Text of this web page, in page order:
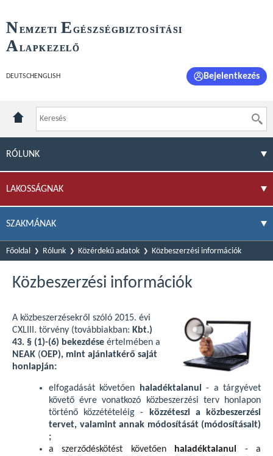
NEMZETI E GÉSZSÉGBIZTOSÍTÁSI
ALAPKEZELŐ
DEUTSCH ENGLISH Bejelentkezés
RÓLUNK
LAKOSSÁGNAK
SZAKMÁNAK
Főoldal Rólunk Közérdekű adatok Közbeszerzési információk
Közbeszerzési információk
A közbeszerzésekről szóló 2015. évi
CXLIII. törvény (továbbiakban: Kbt.)
43. § (1)-(6) bekezdése értelmében a
NEAK (OEP), mint ajánlatkérő saját
honlapján:
elfogadását követően haladéktalanul- a tárgyévet
követő évre vonatkozó közbeszerzési terv honlapon
történő közzétételéig -
közzéteszi a közbeszerzési
tervet, valamint annak módosítását (módosításait)
;
a szerződéskötést követően
haladéktalanul - a